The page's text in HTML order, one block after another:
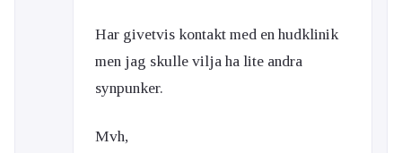
Har givetvis kontakt med en hudklinik
men jag skulle vilja ha lite andra
synpunker.
Mvh,